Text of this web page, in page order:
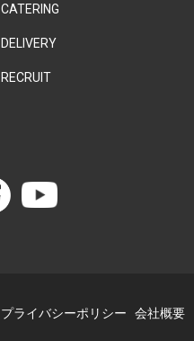
CATERING
DELIVERY
RECRUIT
プライバシーポリシー 会社概要